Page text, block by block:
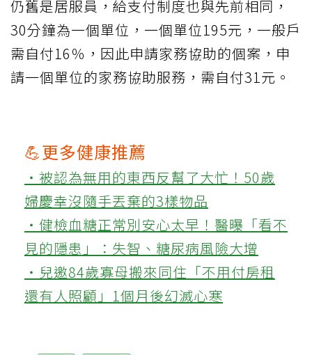
仍舊是居服員，給支付制度也與先前相同，
30分鐘為一個單位，一個單位195元，一般戶
需自付16％，因此申請家務協助的個案，申
請一個單位的家務協助服務，需自付31元。
💪更多健康推薦
‧被認為無用的東西反幫了大忙！50歲
婦慶幸沒隨手丟棄的3樣物品
‧健檢血糖正常別安心太早！醫曝「看不
見的隱患」：失智、糖尿病風險大增
‧兒邀84歲寡母搬來同住「不用付房租
還有人照顧」1個月後幻滅心寒